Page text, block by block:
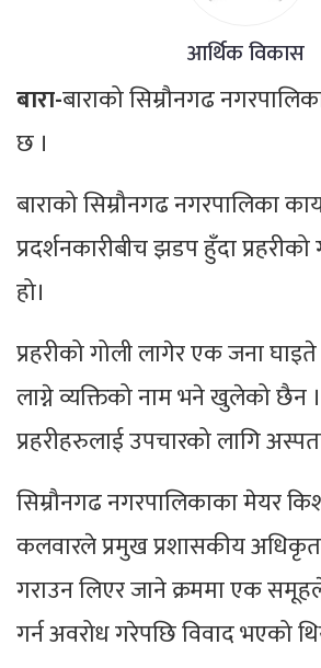
आर्थिक विकास
बारा-बाराको सिम्रौनगढ
छ ।
बाराको सिम्रौनगढ नगरपालिका
प्रदर्शनकारीबीच झडप हुँदा
हो।
प्रहरीको गोली लागेर एक जना
लाग्ने व्यक्तिको नाम भने खुलेको छैन
प्रहरीहरुलाई उपचारको लागि
सिम्रौनगढ नगरपालिकाका मेयर
कलवारले प्रमुख प्रशासकीय
गराउन लिएर जाने क्रममा एक
गर्न अवरोध गरेपछि विवाद भएको